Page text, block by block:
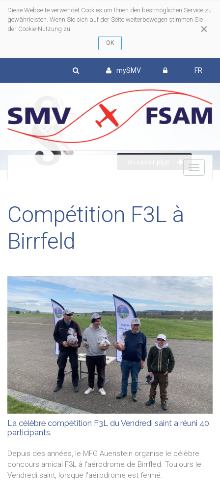
×
Diese Webseite verwendet Cookies um Ihnen den bestmöglichen Service zu
gewährleisten. Wenn Sie sich auf der Seite weiterbewegen stimmen Sie
der Cookie-Nutzung zu
mySMV FR
Compétition F3L à
Birrfeld
La célèbre compétition F3L du Vendredi saint a réuni 40
participants.
Depuis des années, le MFG Auenstein organise le célèbre
concours amical F3L à l'aérodrome de Birrfled. Toujours le
Vendredi saint, lorsque l'aérodrome est fermé.